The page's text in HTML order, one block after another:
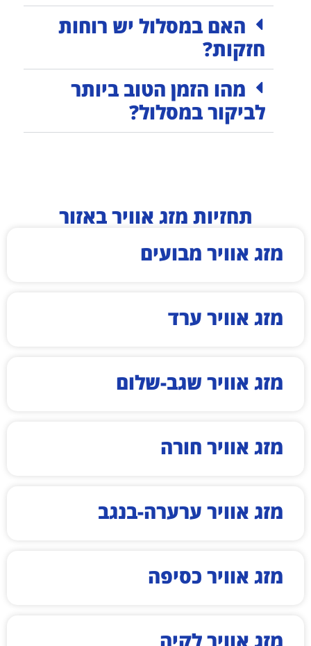
האם במסלול יש רוחות
חזקות?
מהו הזמן הטוב ביותר
לביקור במסלול?
תחזיות מזג אוויר באזור
מזג אוויר מבועים
מזג אוויר ערד
מזג אוויר שגב-שלום
מזג אוויר חורה
מזג אוויר ערערה-בנגב
מזג אוויר כסיפה
מזג אוויר לקיה